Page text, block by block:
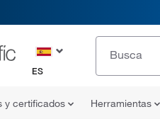
ES
y certificados Herramientas